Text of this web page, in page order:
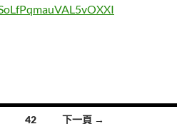
”晚餐，所有人都知道主辦人的預
42 下一頁 →